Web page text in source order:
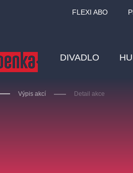
FLEXI ABO
DIVADLO
Výpis akcí Detail akce